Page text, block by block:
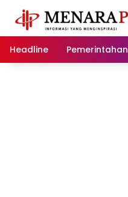
konten
Headline
Pemerintahan